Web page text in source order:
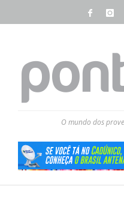
O mundo dos